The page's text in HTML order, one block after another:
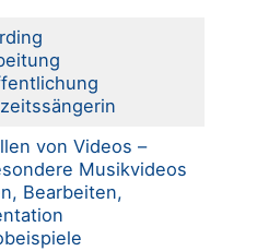
von Videos –
Musikvideos
Bearbeiten,